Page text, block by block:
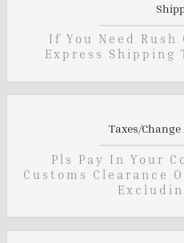
If You Need
Express Shipping
Taxes/Change
Pls Pay In Your
Customs Clearance